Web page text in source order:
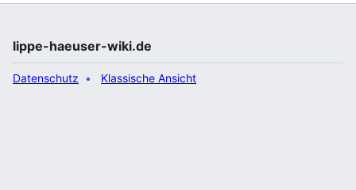
lippe-haeuser-wiki.de
Datenschutz Klassische Ansicht